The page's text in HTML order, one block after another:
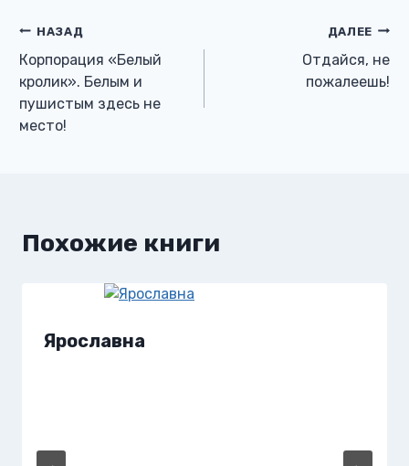
Навигация
по
записям
НАЗАД
Корпорация «Белый
кролик». Белым и
пушистым здесь не
место!
ДАЛЕЕ
Отдайся, не
пожалеешь!
Похожие книги
Ярославна